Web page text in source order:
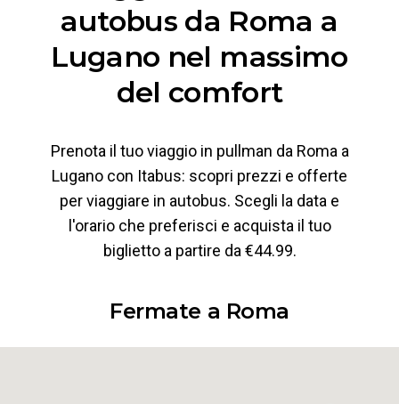
autobus da Roma a
Lugano nel massimo
del comfort
Prenota il tuo viaggio in pullman da Roma a
Lugano con Itabus: scopri prezzi e offerte
per viaggiare in autobus. Scegli la data e
l'orario che preferisci e acquista il tuo
biglietto a partire da €44.99.
Fermate a Roma